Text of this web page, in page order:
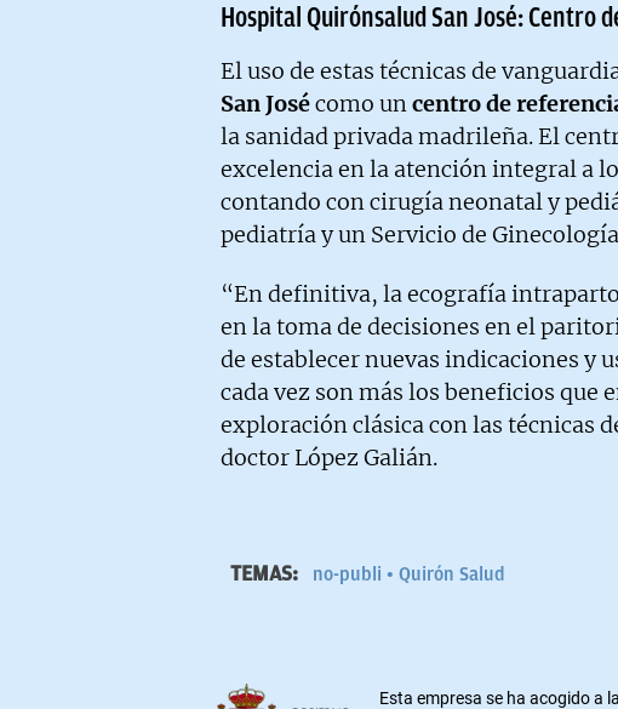
Hospital Quirónsalud San José: Centro
El uso de estas técnicas de
San Josécomo uncentro de
la sanidad privada madrileña. El
excelencia en la atención integral a
contando con cirugía neonatal y
pediatría y un Servicio de
“En definitiva, la ecografía
en la toma de decisiones en el
de establecer nuevas indicaciones y
cada vez son más los beneficios que
exploración clásica con las técnicas
doctor López Galián.
TEMAS: no-publi Quirón Salud
Esta empresa se ha acogido a